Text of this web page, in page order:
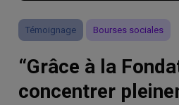
Témoignage Bourses sociales
“Grâce à la
concentrer